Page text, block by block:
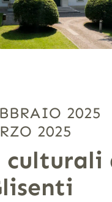
2025
2025
culturali